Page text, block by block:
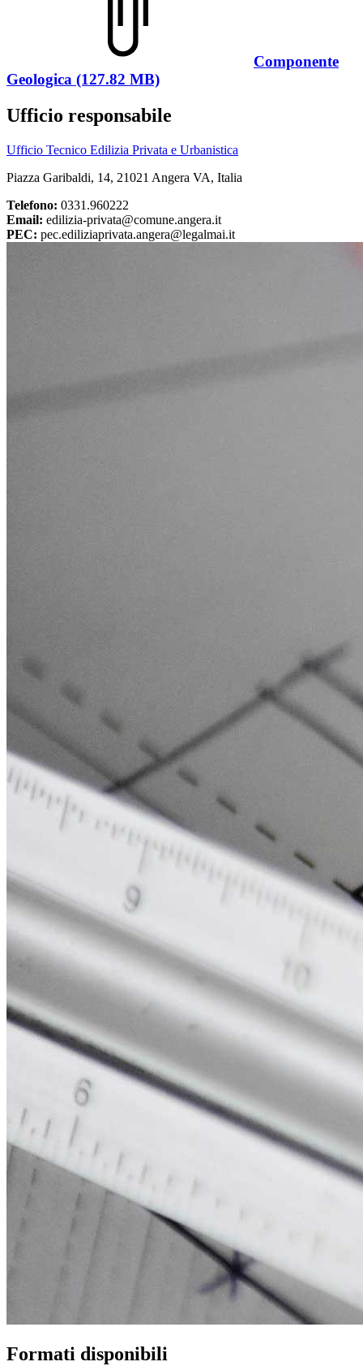
Componente
Geologica (127.82 MB)
Ufficio responsabile
Ufficio Tecnico Edilizia Privata e Urbanistica
Piazza Garibaldi, 14, 21021 Angera VA, Italia
Telefono: 0331.960222
Email: edilizia-privata@comune.angera.it
PEC: pec.ediliziaprivata.angera@legalmai.it
Formati disponibili